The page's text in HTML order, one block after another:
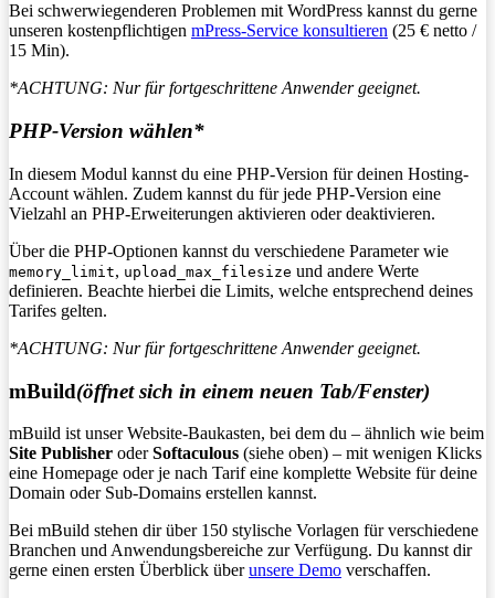
Bei schwerwiegenderen Problemen mit WordPress kannst du gerne
unseren kostenpflichtigen mPress-Service konsultieren (25 € netto /
15 Min).
*ACHTUNG: Nur für fortgeschrittene Anwender geeignet.
PHP-Version wählen*
In diesem Modul kannst du eine PHP-Version für deinen Hosting-
Account wählen. Zudem kannst du für jede PHP-Version eine
Vielzahl an PHP-Erweiterungen aktivieren oder deaktivieren.
Über die PHP-Optionen kannst du verschiedene Parameter wie
memory_limit, upload_max_filesize und andere Werte
definieren. Beachte hierbei die Limits, welche entsprechend deines
Tarifes gelten.
*ACHTUNG: Nur für fortgeschrittene Anwender geeignet.
mBuild(öffnet sich in einem neuen Tab/Fenster)
mBuild ist unser Website-Baukasten, bei dem du – ähnlich wie beim
Site Publisher oderSoftaculous (siehe oben) – mit wenigen Klicks
eine Homepage oder je nach Tarif eine komplette Website für deine
Domain oder Sub-Domains erstellen kannst.
Bei mBuild stehen dir über 150 stylische Vorlagen für verschiedene
Branchen und Anwendungsbereiche zur Verfügung. Du kannst dir
gerne einen ersten Überblick überunsere Demo verschaffen.